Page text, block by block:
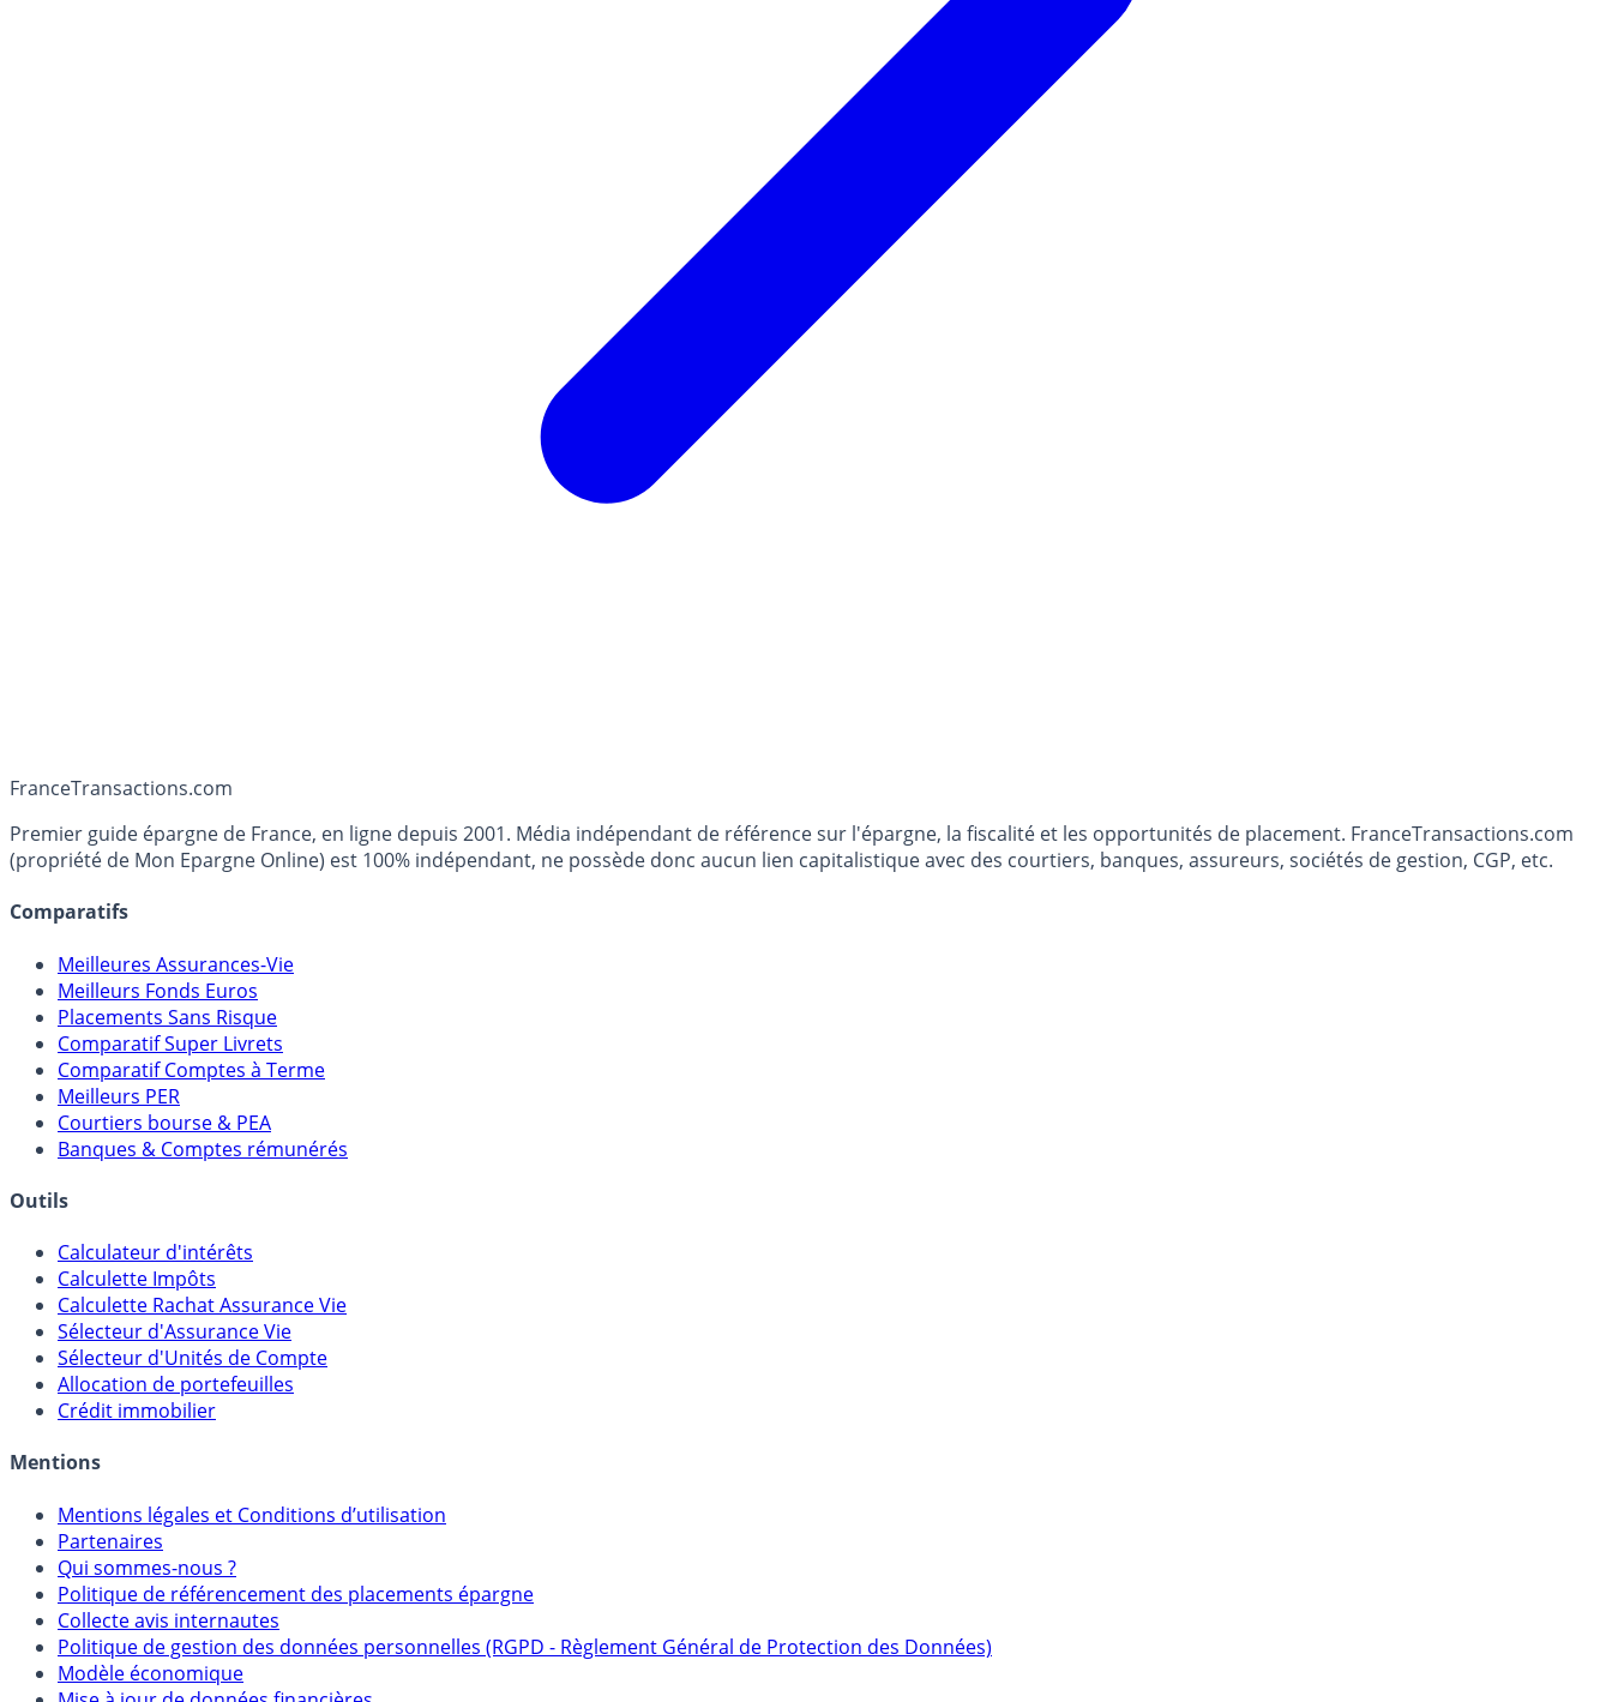
FranceTransactions.com
Premier guide épargne de France, en ligne depuis 2001. Média indépendant de référence sur l'épargne, la fiscalité et les opportunités de placement. FranceTransactions.com
(propriété de Mon Epargne Online) est 100% indépendant, ne possède donc aucun lien capitalistique avec des courtiers, banques, assureurs, sociétés de gestion, CGP, etc.
Comparatifs
Meilleures Assurances-Vie
Meilleurs Fonds Euros
Placements Sans Risque
Comparatif Super Livrets
Comparatif Comptes à Terme
Meilleurs PER
Courtiers bourse & PEA
Banques & Comptes rémunérés
Outils
Calculateur d'intérêts
Calculette Impôts
Calculette Rachat Assurance Vie
Sélecteur d'Assurance Vie
Sélecteur d'Unités de Compte
Allocation de portefeuilles
Crédit immobilier
Mentions
Mentions légales et Conditions d’utilisation
Partenaires
Qui sommes-nous ?
Politique de référencement des placements épargne
Collecte avis internautes
Politique de gestion des données personnelles (RGPD - Règlement Général de Protection des Données)
Modèle économique